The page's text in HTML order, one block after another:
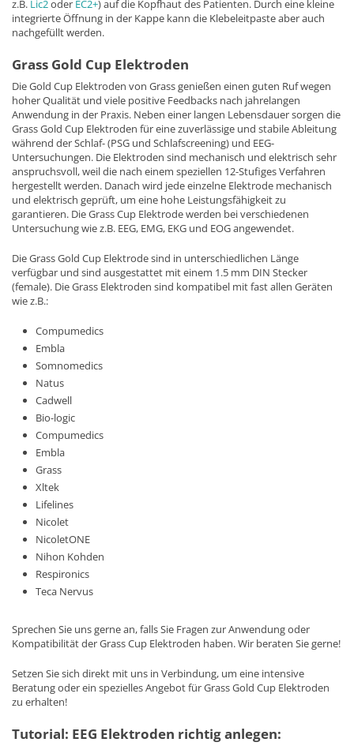
z.B. Lic2oder EC2+) auf die Kopfhaut des Patienten. Durch eine kleine
integrierte Öffnung in der Kappe kann die Klebeleitpaste aber auch
nachgefüllt werden.
Grass Gold Cup Elektroden
Die Gold Cup Elektroden von Grass genießen einen guten Ruf wegen
hoher Qualität und viele positive Feedbacks nach jahrelangen
Anwendung in der Praxis. Neben einer langen Lebensdauer sorgen die
Grass Gold Cup Elektroden für eine zuverlässige und stabile Ableitung
während der Schlaf- (PSG und Schlafscreening) und EEG-
Untersuchungen. Die Elektroden sind mechanisch und elektrisch sehr
anspruchsvoll, weil die nach einem speziellen 12-Stufiges Verfahren
hergestellt werden. Danach wird jede einzelne Elektrode mechanisch
und elektrisch geprüft, um eine hohe Leistungsfähigkeit zu
garantieren. Die Grass Cup Elektrode werden bei verschiedenen
Untersuchung wie z.B. EEG, EMG, EKG und EOG angewendet.
Die Grass Gold Cup Elektrode sind in unterschiedlichen Länge
verfügbar und sind ausgestattet mit einem 1.5 mm DIN Stecker
(female). Die Grass Elektroden sind kompatibel mit fast allen Geräten
wie z.B.:
Compumedics
Embla
Somnomedics
Natus
Cadwell
Bio-logic
Compumedics
Embla
Grass
Xltek
Lifelines
Nicolet
NicoletONE
Nihon Kohden
Respironics
Teca Nervus
Sprechen Sie uns gerne an, falls Sie Fragen zur Anwendung oder
Kompatibilität der Grass Cup Elektroden haben. Wir beraten Sie gerne!
Setzen Sie sich direkt mit uns in Verbindung, um eine intensive
Beratung oder ein spezielles Angebot für Grass Gold Cup Elektroden
zu erhalten!
Tutorial: EEG Elektroden richtig anlegen: